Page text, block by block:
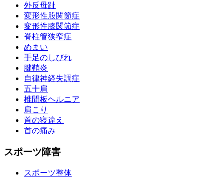
外反母趾
変形性股関節症
変形性膝関節症
脊柱管狭窄症
めまい
手足のしびれ
腱鞘炎
自律神経失調症
五十肩
椎間板ヘルニア
肩こり
首の寝違え
首の痛み
スポーツ障害
スポーツ整体